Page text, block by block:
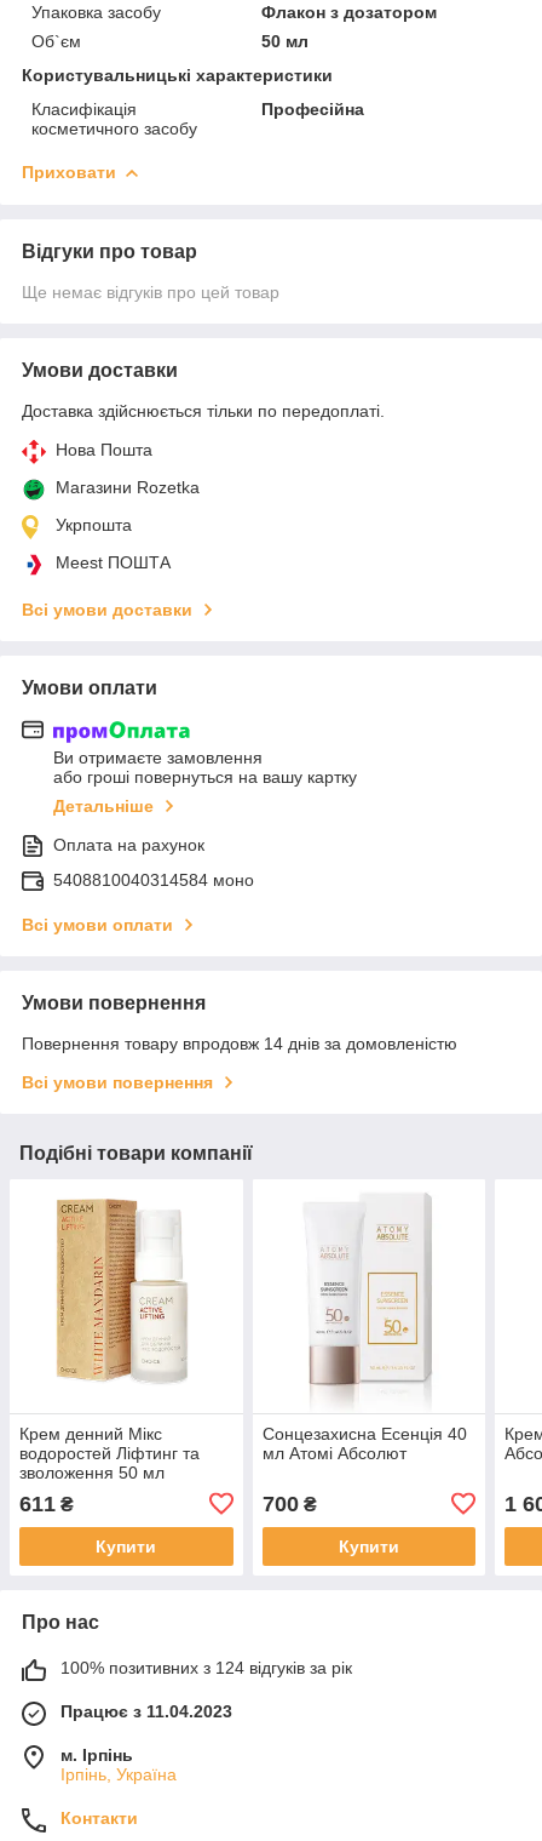
Упаковка засобу
Флакон з дозатором
Об`єм
50 мл
Користувальницькі характеристики
Класифікація
косметичного засобу
Професійна
Приховати
Відгуки про товар
Ще немає відгуків про цей товар
Умови доставки
Доставка здійснюється тільки по передоплаті.
Нова Пошта
Магазини Rozetka
Укрпошта
Meest ПОШТА
Всі умови доставки
Умови оплати
Ви отримаєте замовлення
або гроші повернуться на вашу картку
Детальніше
Оплата на рахунок
5408810040314584 моно
Всі умови оплати
Умови повернення
Повернення товару впродовж 14 днів за домовленістю
Всі умови повернення
Подібні товари компанії
Крем денний Мікс
водоростей Ліфтинг та
зволоження 50 мл
611 ₴
Купити
Сонцезахисна Есенція 40
мл Атомі Абсолют
700₴
Купити
1
Про нас
100% позитивних з 124 відгуків за рік
Працює з 11.04.2023
м. Ірпінь
Ірпінь, Україна
Контакти